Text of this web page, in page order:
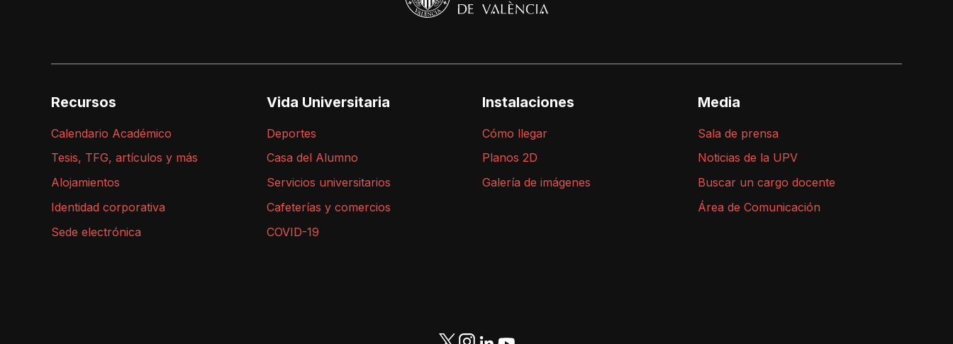
Recursos
Calendario Académico
Tesis, TFG, artículos y más
Alojamientos
Identidad corporativa
Sede electrónica
Vida Universitaria
Deportes
Casa del Alumno
Servicios universitarios
Cafeterías y comercios
COVID-19
Instalaciones
Cómo llegar
Planos 2D
Galería de imágenes
Media
Sala de prensa
Noticias de la UPV
Buscar un cargo docente
Área de Comunicación